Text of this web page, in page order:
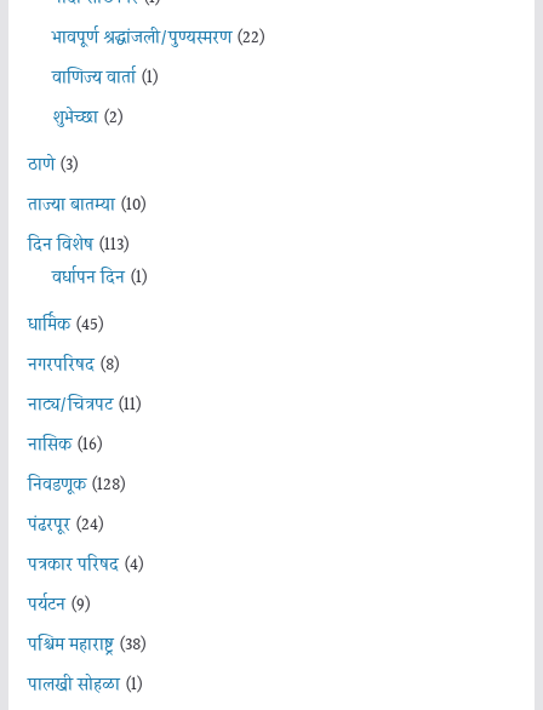
भावपूर्ण श्रद्धांजली/पुण्यस्मरण(22)
वाणिज्य वार्ता(1)
शुभेच्छा(2)
ठाणे(3)
ताज्या बातम्या(10)
दिन विशेष(113)
वर्धापन दिन(1)
धार्मिक(45)
नगरपरिषद(8)
नाट्य/चित्रपट(11)
नासिक(16)
निवडणूक(128)
पंढरपूर(24)
पत्रकार परिषद(4)
पर्यटन(9)
पश्चिम महाराष्ट्र(38)
पालखी सोहळा(1)